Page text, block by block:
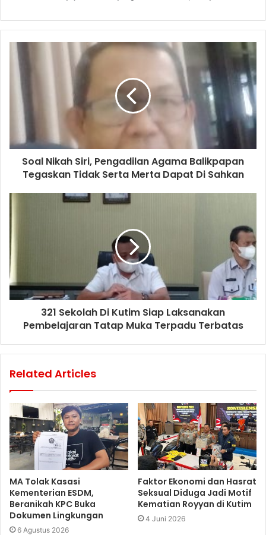
Soal Nikah Siri, Pengadilan Agama Balikpapan
Tegaskan Tidak Serta Merta Dapat Di Sahkan
321 Sekolah Di Kutim Siap Laksanakan
Pembelajaran Tatap Muka Terpadu Terbatas
Related Articles
MA Tolak Kasasi
Kementerian ESDM,
Beranikah KPC Buka
Dokumen Lingkungan
6 Agustus 2026
Faktor Ekonomi dan Hasrat
Seksual Diduga Jadi Motif
Kematian Royyan di Kutim
4 Juni 2026